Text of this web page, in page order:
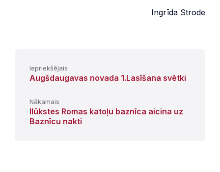
Ingrīda Strode
Iepriekšējais
Augšdaugavas novada 1.Lasīšana svētki
Nākamais
Ilūkstes Romas katoļu baznīca aicina uz
Baznīcu nakti